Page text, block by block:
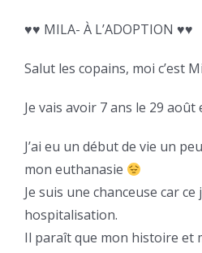
♥️♥️ MILA- À L’ADOPTION ♥️♥️
Salut les copains, moi c’est
Je vais avoir 7 ans le 29
J’ai eu un début de vie un
mon euthanasie
Je suis une chanceuse car
hospitalisation.
Il paraît que mon histoire et